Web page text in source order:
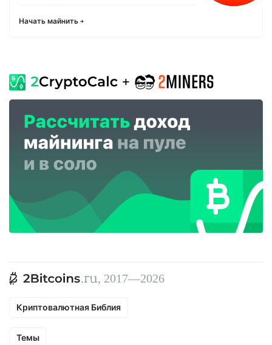
Начать майнить
, 2017—2026
Криптовалютная Библия
Темы